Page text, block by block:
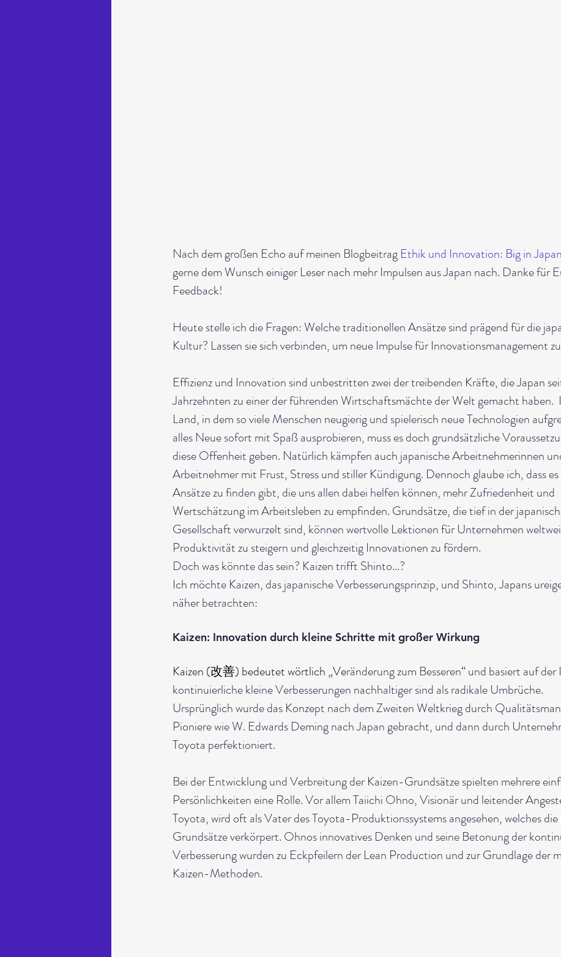
Nach dem großen Echo auf meinen Blogbeitrag Ethik und Innovation: Big in Japan
gerne dem Wunsch einiger Leser nach mehr Impulsen aus Japan nach. Danke für
Feedback!
Heute stelle ich die Fragen: Welche traditionellen Ansätze sind prägend für die
Kultur? Lassen sie sich verbinden, um neue Impulse für Innovationsmanagement
Effizienz und Innovation sind unbestritten zwei der treibenden Kräfte, die Japan
Jahrzehnten zu einer der führenden Wirtschaftsmächte der Welt gemacht haben.
Land, in dem so viele Menschen neugierig und spielerisch neue Technologien
alles Neue sofort mit Spaß ausprobieren, muss es doch grundsätzliche
diese Offenheit geben. Natürlich kämpfen auch japanische Arbeitnehmerinnen
Arbeitnehmer mit Frust, Stress und stiller Kündigung. Dennoch glaube ich, dass es
Ansätze zu finden gibt, die uns allen dabei helfen können, mehr Zufriedenheit und
Wertschätzung im Arbeitsleben zu empfinden. Grundsätze, die tief in der
Gesellschaft verwurzelt sind, können wertvolle Lektionen für Unternehmen
Produktivität zu steigern und gleichzeitig Innovationen zu fördern.
Doch was könnte das sein? Kaizen trifft Shinto...?
Ich möchte Kaizen, das japanische Verbesserungsprinzip, und Shinto, Japans
näher betrachten:
Kaizen: Innovation durch kleine Schritte mit großer Wirkung
Kaizen (改善) bedeutet wörtlich „Veränderung zum Besseren“ und basiert auf der
kontinuierliche kleine Verbesserungen nachhaltiger sind als radikale Umbrüche.
Ursprünglich wurde das Konzept nach dem Zweiten Weltkrieg durch
Pioniere wie W. Edwards Deming nach Japan gebracht, und dann durch
Toyota perfektioniert.
Bei der Entwicklung und Verbreitung der Kaizen-Grundsätze spielten mehrere
Persönlichkeiten eine Rolle. Vor allem Taiichi Ohno, Visionär und leitender
Toyota, wird oft als Vater des Toyota-Produktionssystems angesehen, welches
Grundsätze verkörpert. Ohnos innovatives Denken und seine Betonung der
Verbesserung wurden zu Eckpfeilern der Lean Production und zur Grundlage der
Kaizen-Methoden.